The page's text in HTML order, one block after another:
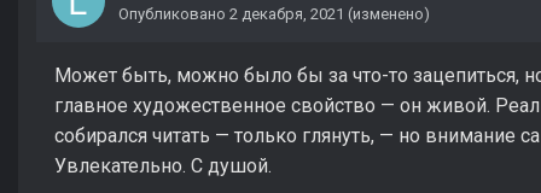
Опубликовано 2 декабря, 2021 (изменено)
Может быть, можно было бы за что-то зацепиться, но
главное художественное свойство — он живой.
собирался читать — только глянуть, — но внимание
Увлекательно. С душой.